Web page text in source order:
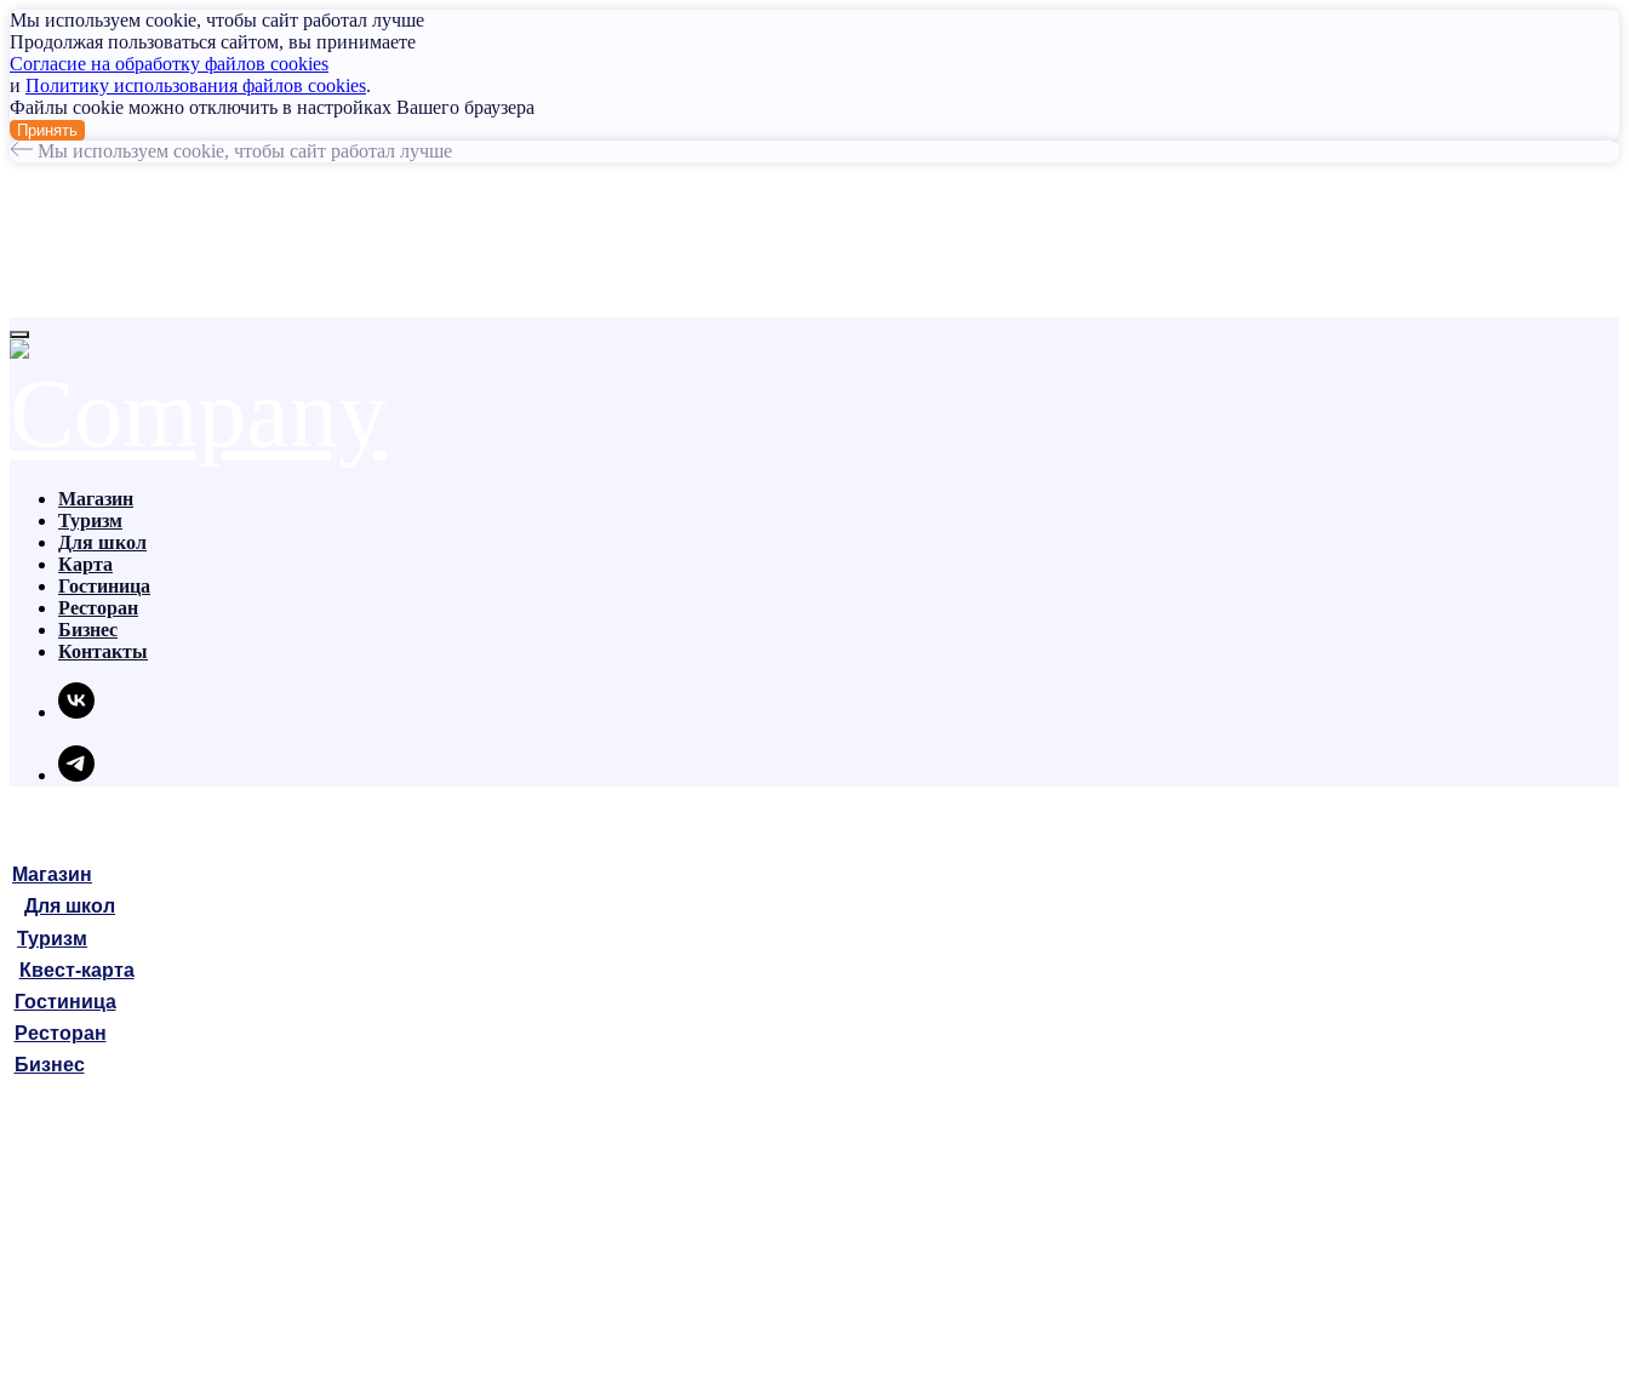
Мы используем cookie, чтобы сайт работал лучше
Продолжая пользоваться сайтом, вы принимаете
Согласие на обработку файлов cookies
и Политику использования файлов cookies.
Файлы cookie можно отключить в настройках Вашего браузера
Принять
Мы используем cookie, чтобы сайт работал лучше
Магазин
Для школ
Туризм
Квест-карта
Гостиница
Ресторан
Бизнес
Магазин
Туризм
Для школ
Карта
Гостиница
Ресторан
Бизнес
Контакты